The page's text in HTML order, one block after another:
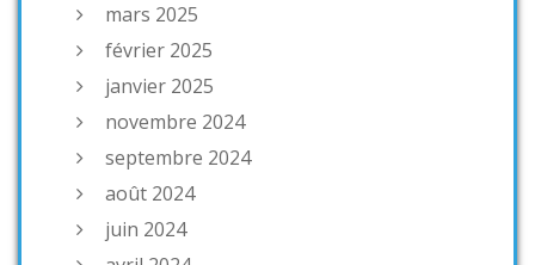
mars 2025
février 2025
janvier 2025
novembre 2024
septembre 2024
août 2024
juin 2024